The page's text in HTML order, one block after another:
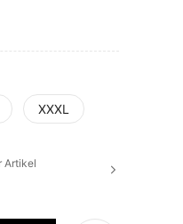
XXXL
Artikel